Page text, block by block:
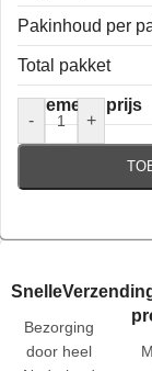
Pakinhoud per
Total pakket
Algemene prijs
-
+
Bezorging
door heel